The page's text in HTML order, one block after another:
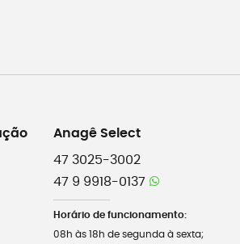
Anagê Select
47 3025-3002
47 9 9918-0137
Horário de funcionamento:
08h às 18h de segunda à sexta;